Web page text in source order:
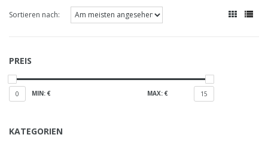
Sortieren nach:
PREIS
0 MIN: € MAX: € 15
KATEGORIEN